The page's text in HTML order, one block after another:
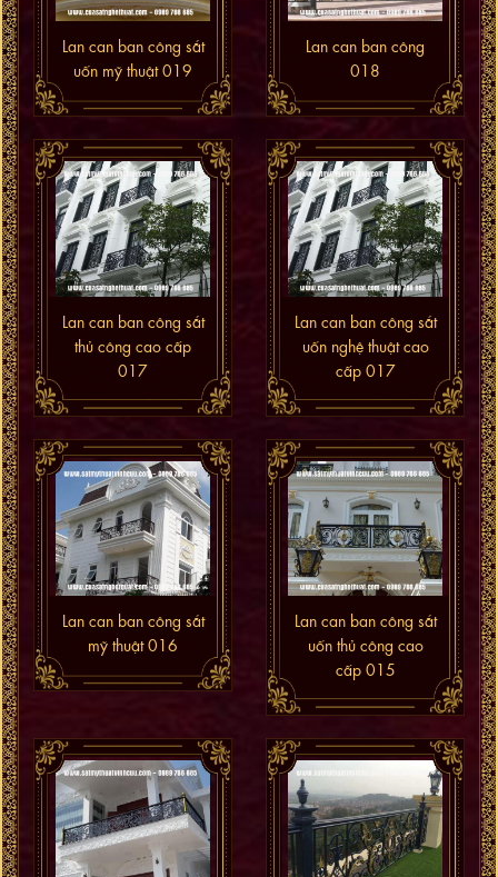
Lan can ban công sắt
uốn mỹ thuật 019
Lan can ban công
018
Lan can ban công sắt
thủ công cao cấp
017
Lan can ban công sắt
uốn nghệ thuật cao
cấp 017
Lan can ban công sắt
mỹ thuật 016
Lan can ban công sắt
uốn thủ công cao
cấp 015